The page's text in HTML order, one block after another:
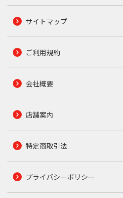
サイトマップ
ご利用規約
会社概要
店舗案内
特定商取引法
プライバシーポリシー